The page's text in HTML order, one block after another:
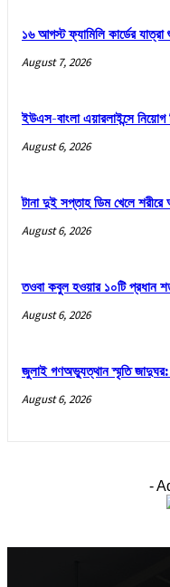
১৬ আগস্ট ফ্যামিলি কার্ডের
August 7, 2026
ইউএস-বাংলা এয়ারলাইন্সে
August 6, 2026
টানা দুই সপ্তাহ ডিম খেলে
August 6, 2026
তওবা কবুল হওয়ার ১০টি প্রধান
August 6, 2026
জুলাই গণঅভ্যুত্থান স্মৃতি জাদুঘর:
August 6, 2026
-